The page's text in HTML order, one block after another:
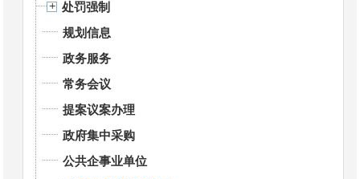
处罚强制
规划信息
政务服务
常务会议
提案议案办理
政府集中采购
公共企事业单位